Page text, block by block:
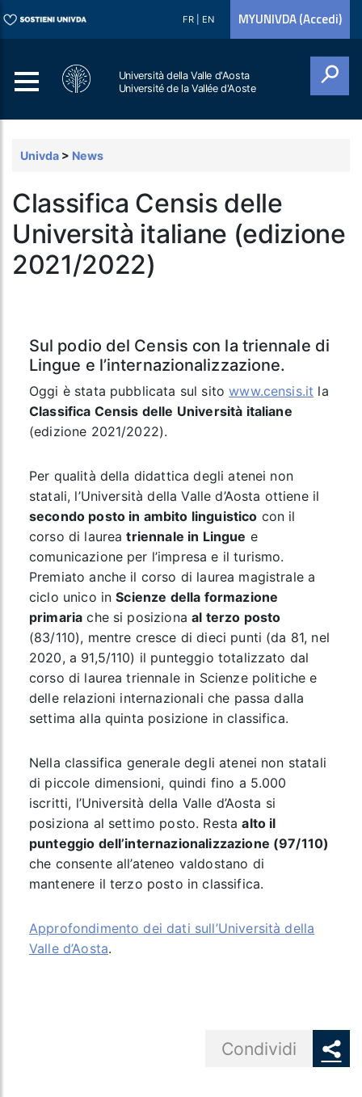
FR EN MYUNIVDA (Accedi)
Università della Valle d'Aosta
Université de la Vallée d'Aoste
Univda > News
Classifica Censis delle
Università italiane (edizione
2021/2022)
Sul podio del Censis con la triennale di
Lingue e l’internazionalizzazione.
Oggi è stata pubblicata sul sitowww.censis.it la
Classifica Censis delle Università italiane
(edizione 2021/2022).
Per qualità della didattica degli atenei non
statali, l’Università della Valle d’Aosta ottiene il
secondo posto in ambito linguistico con il
corso di laureatriennale in Lingue e
comunicazione per l’impresa e il turismo.
Premiato anche il corso di laurea magistrale a
ciclo unico inScienze della formazione
primaria che si posizionaal terzo posto
(83/110), mentre cresce di dieci punti (da 81, nel
2020, a 91,5/110) il punteggio totalizzato dal
corso di laurea triennale in Scienze politiche e
delle relazioni internazionali che passa dalla
settima alla quinta posizione in classifica.
Nella classifica generale degli atenei non statali
di piccole dimensioni, quindi fino a 5.000
iscritti, l’Università della Valle d’Aosta si
posiziona al settimo posto. Restaalto il
punteggio dell’internazionalizzazione (97/110)
che consente all’ateneo valdostano di
mantenere il terzo posto in classifica.
Approfondimento dei dati sull’Università della
Valle d’Aosta.
Condividi